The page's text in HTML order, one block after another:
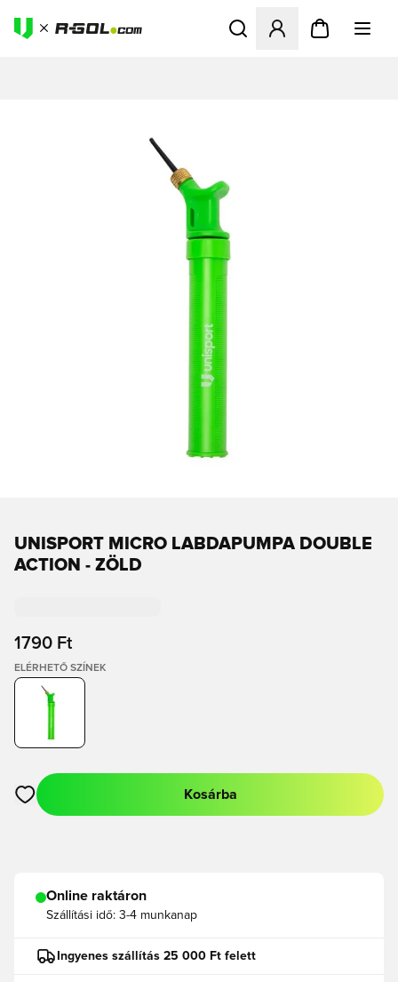
Megnyit egy modált a
UNISPORT MICRO LABDAPUMPA DOUBLE
ACTION - ZÖLD
1790 Ft
ELÉRHETŐ SZÍNEK
Megnyit egy modált a bejelentkezéshez vagy a tagként való
Kosárba
Online raktáron
Szállítási idő: 3-4 munkanap
Ingyenes szállítás 25 000 Ft felett